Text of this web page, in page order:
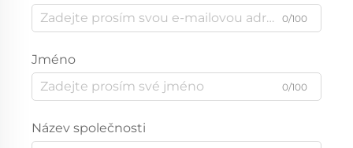
0/100
Jméno
0/100
Název společnosti